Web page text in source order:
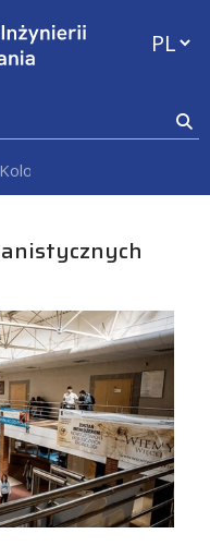
Kolo Naukowe Nauk